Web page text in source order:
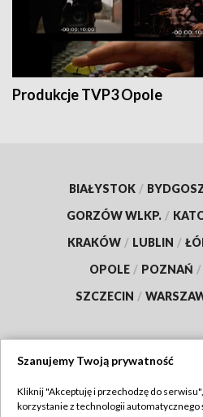
Produkcje TVP3 Opole
BIAŁYSTOK /
GORZÓW WLKP. /
KRAKÓW / LUBLIN /
OPOLE / POZNAŃ /
SZCZECIN /
TVP
Szanujemy Twoją prywatność
Kliknij "Akceptuję i przechodzę do
korzystanie z technologii automatycznego